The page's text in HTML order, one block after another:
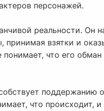
персонажей.
реальности. Он
взятки и
понимает, что его
поддержанию
что происходит,